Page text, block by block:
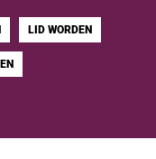
LID WORDEN